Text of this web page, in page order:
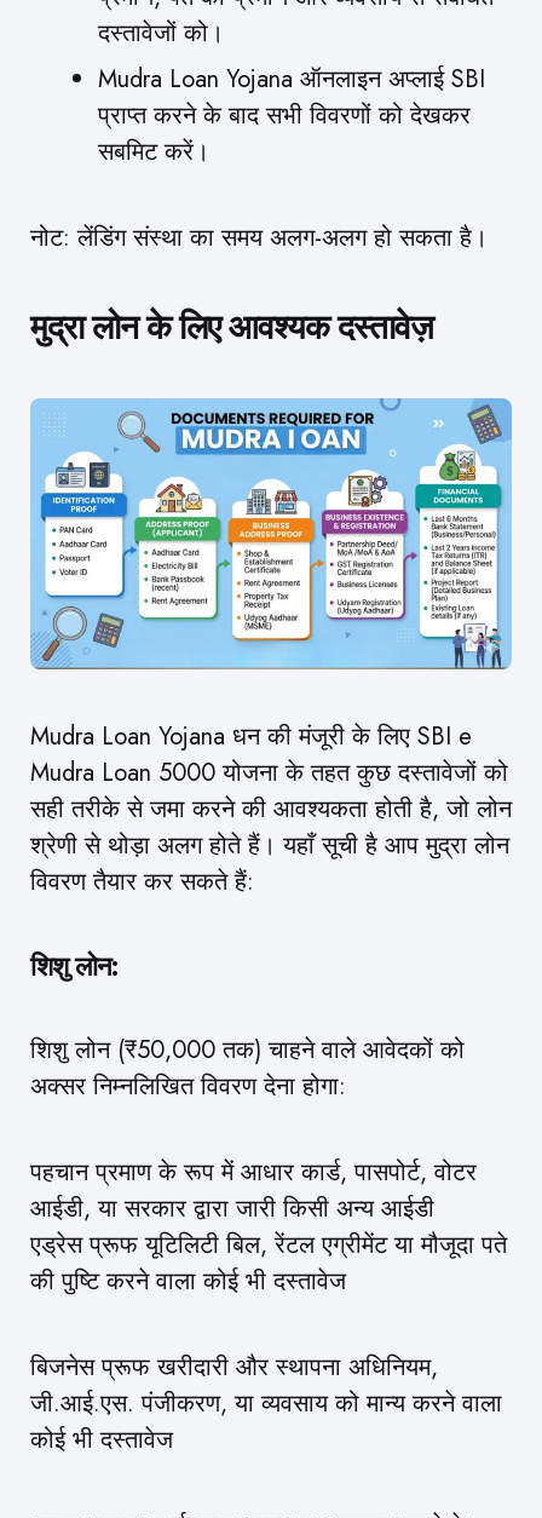
दस्तावेजों को।
Mudra Loan Yojana ऑनलाइन अप्लाई SBI
प्राप्त करने के बाद सभी विवरणों को देखकर
सबमिट करें।
नोट: लेंडिंग संस्था का समय अलग-अलग हो सकता है।
मुद्रा लोन के लिए आवश्यक दस्तावेज़
Mudra Loan Yojana धन की मंजूरी के लिए SBI e
Mudra Loan 5000 योजना के तहत कुछ दस्तावेजों को
सही तरीके से जमा करने की आवश्यकता होती है, जो लोन
श्रेणी से थोड़ा अलग होते हैं। यहाँ सूची है आप मुद्रा लोन
विवरण तैयार कर सकते हैं:
शिशुलोन:
शिशु लोन (₹50,000 तक) चाहने वाले आवेदकों को
अक्सर निम्नलिखित विवरण देना होगा:
पहचान प्रमाण के रूप में आधार कार्ड, पासपोर्ट, वोटर
आईडी, या सरकार द्वारा जारी किसी अन्य आईडी
एड्रेस प्रूफ यूटिलिटी बिल, रेंटल एग्रीमेंट या मौजूदा पते
की पुष्टि करने वाला कोई भी दस्तावेज
बिजनेस प्रूफ खरीदारी और स्थापना अधिनियम,
जी.आई.एस. पंजीकरण, या व्यवसाय को मान्य करने वाला
कोई भी दस्तावेज